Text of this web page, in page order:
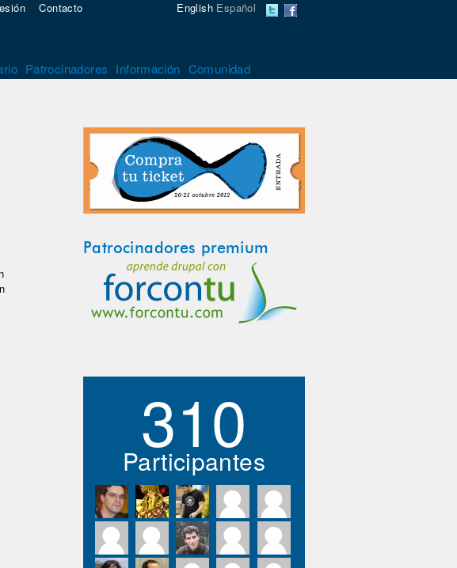
English Español
Contacto
Patrocinadores Información Comunidad
Patrocinadores premium
310
Participantes